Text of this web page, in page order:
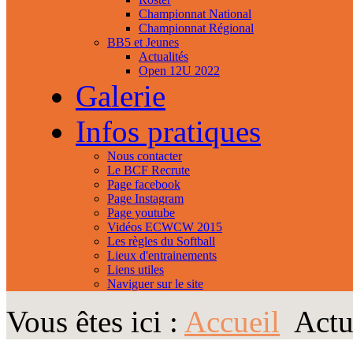
Championnat National
Championnat Régional
BB5 et Jeunes
Actualités
Open 12U 2022
Galerie
Infos pratiques
Nous contacter
Le BCF Recrute
Page facebook
Page Instagram
Page youtube
Vidéos ECWCW 2015
Les règles du Softball
Lieux d'entrainements
Liens utiles
Naviguer sur le site
Vous êtes ici : Accueil